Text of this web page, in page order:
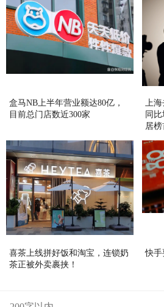
盒马NB上半年营业额达80亿，
目前总门店数近300家
上海
同
居榜
喜茶上线拼好饭和淘宝，连锁奶
茶正被外卖裹挟！
快手